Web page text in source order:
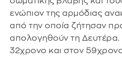
ενώπιον της αρμόδιας
από την οποία ζήτησαν
απολογηθούν τη Δευτέρα.
32χρονο και στον